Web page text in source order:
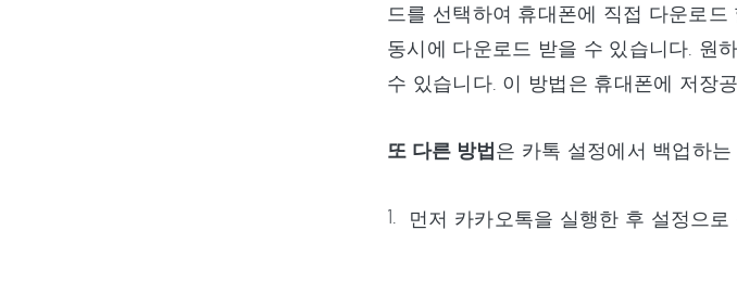
드를 선택하여 휴대폰에 직접 다운로
동시에 다운로드 받을 수 있습니다. 원
수 있습니다. 이 방법은 휴대폰에 저장
또 다른 방법은 카톡 설정에서 백업하는
먼저 카카오톡을 실행한 후 설정으로